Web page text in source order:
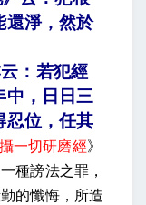
還淨，然於
：若犯經
中，日日三
忍位，任其
一切研磨經》
種謗法之罪，
的懺悔，所造